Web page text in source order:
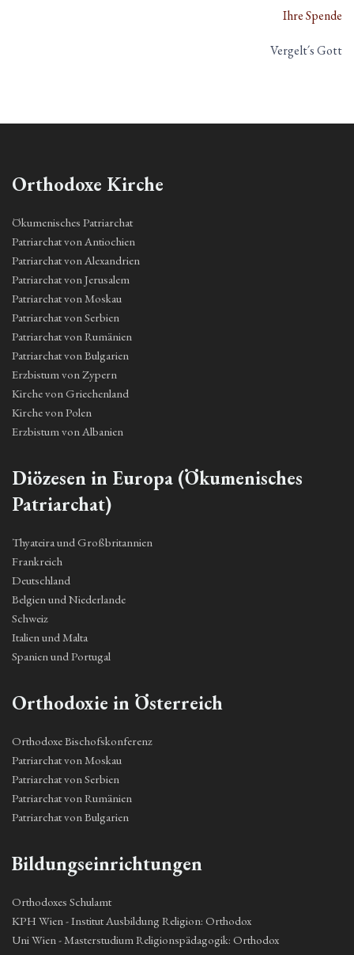
Ihre Spende
Vergelt´s Gott
Orthodoxe Kirche
Ökumenisches Patriarchat
Patriarchat von Antiochien
Patriarchat von Alexandrien
Patriarchat von Jerusalem
Patriarchat von Moskau
Patriarchat von Serbien
Patriarchat von Rumänien
Patriarchat von Bulgarien
Erzbistum von Zypern
Kirche von Griechenland
Kirche von Polen
Erzbistum von Albanien
Diözesen in Europa (Ökumenisches
Patriarchat)
Thyateira und Großbritannien
Frankreich
Deutschland
Belgien und Niederlande
Schweiz
Italien und Malta
Spanien und Portugal
Orthodoxie in Österreich
Orthodoxe Bischofskonferenz
Patriarchat von Moskau
Patriarchat von Serbien
Patriarchat von Rumänien
Patriarchat von Bulgarien
Bildungseinrichtungen
Orthodoxes Schulamt
KPH Wien - Institut Ausbildung Religion: Orthodox
Uni Wien - Masterstudium Religionspädagogik: Orthodox